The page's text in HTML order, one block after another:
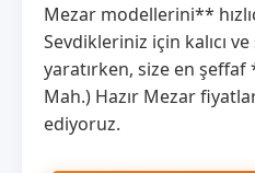
Mezar modellerini**
Sevdikleriniz için kalıcı
yaratırken, size en şeffaf
Mah.) Hazır Mezar
ediyoruz.